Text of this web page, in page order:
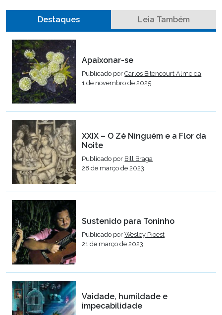
Destaques Leia Também
Apaixonar-se
Publicado porCarlos Bitencourt Almeida
1 de novembro de 2025
XXIX – O Zé Ninguém e a Flor da
Noite
Publicado por Bill Braga
28 de março de 2023
Sustenido para Toninho
Publicado porWesley Pioest
21 de março de 2023
Vaidade, humildade e
impecabilidade